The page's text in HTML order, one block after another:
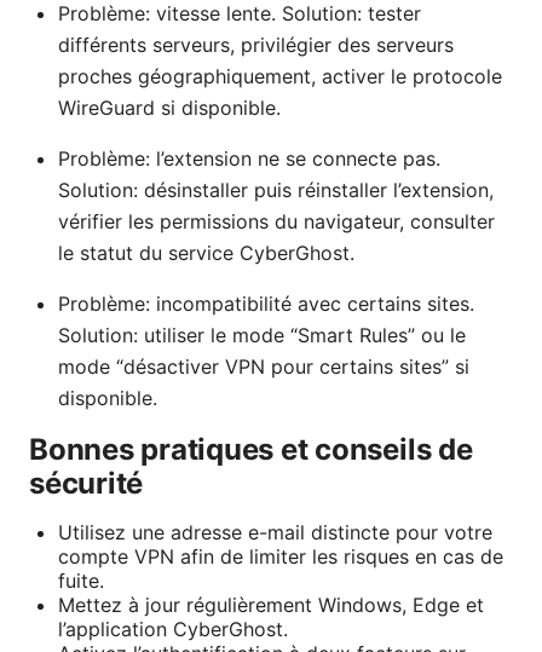
Problème: vitesse lente. Solution: tester
différents serveurs, privilégier des serveurs
proches géographiquement, activer le protocole
WireGuard si disponible.
Problème: l’extension ne se connecte pas.
Solution: désinstaller puis réinstaller l’extension,
vérifier les permissions du navigateur, consulter
le statut du service CyberGhost.
Problème: incompatibilité avec certains sites.
Solution: utiliser le mode “Smart Rules” ou le
mode “désactiver VPN pour certains sites” si
disponible.
Bonnes pratiques et conseils de
sécurité
Utilisez une adresse e-mail distincte pour votre
compte VPN afin de limiter les risques en cas de
fuite.
Mettez à jour régulièrement Windows, Edge et
l’application CyberGhost.